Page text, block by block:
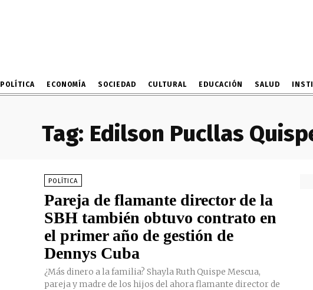
POLÍTICA ECONOMÍA SOCIEDAD CULTURAL EDUCACIÓN SALUD
Tag: Edilson Pucllas
POLÍTICA
Pareja de flamante director de la
SBH también obtuvo contrato en
el primer año de gestión de
Dennys Cuba
¿Más dinero a la familia? Shayla Ruth Quispe Mescua,
pareja y madre de los hijos del ahora flamante director de